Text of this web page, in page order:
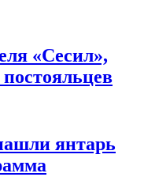
«Сесил»,
янтарь